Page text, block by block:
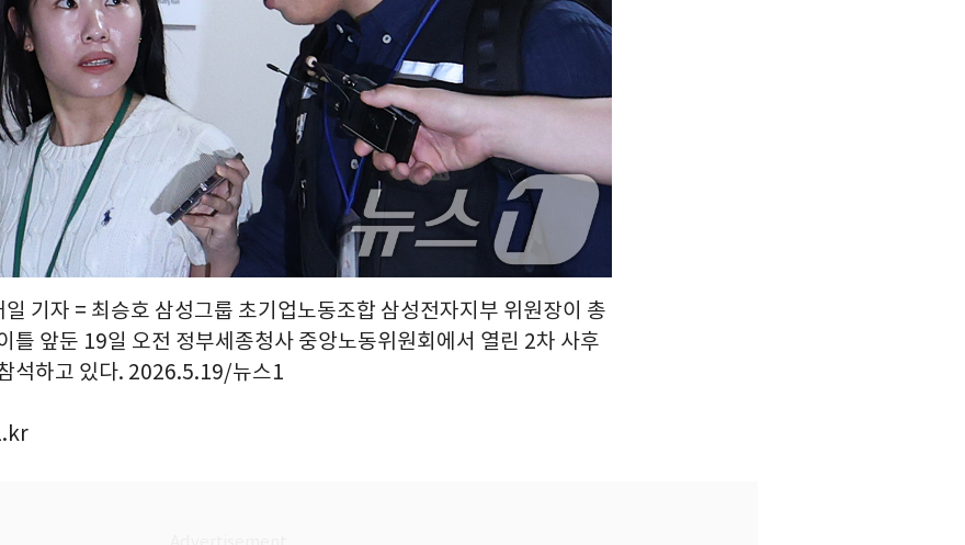
기자 = 최승호 삼성그룹 초기업노동조합 삼성전자지부 위원장이 총
틀 앞둔 19일 오전 정부세종청사 중앙노동위원회에서 열린 2차 사후
석하고 있다. 2026.5.19/뉴스1